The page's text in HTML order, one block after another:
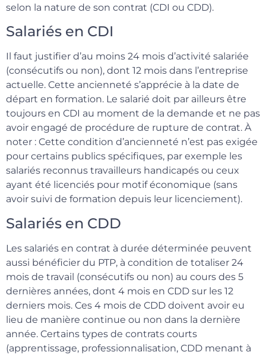
selon la nature de son contrat (CDI ou CDD).
Salariés en CDI
Il faut justifier d’au moins 24 mois d’activité salariée
(consécutifs ou non), dont 12 mois dans l’entreprise
actuelle. Cette ancienneté s’apprécie à la date de
départ en formation. Le salarié doit par ailleurs être
toujours en CDI au moment de la demande et ne pas
avoir engagé de procédure de rupture de contrat. À
noter : Cette condition d’ancienneté n’est pas exigée
pour certains publics spécifiques, par exemple les
salariés reconnus travailleurs handicapés ou ceux
ayant été licenciés pour motif économique (sans
avoir suivi de formation depuis leur licenciement).
Salariés en CDD
Les salariés en contrat à durée déterminée peuvent
aussi bénéficier du PTP, à condition de totaliser 24
mois de travail (consécutifs ou non) au cours des 5
dernières années, dont 4 mois en CDD sur les 12
derniers mois. Ces 4 mois de CDD doivent avoir eu
lieu de manière continue ou non dans la dernière
année. Certains types de contrats courts
(apprentissage, professionnalisation, CDD menant à